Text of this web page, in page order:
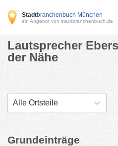
Stadtbranchenbuch München
ein Angebot von stadtbranchenbuch.de
Lautsprecher
der Nähe
Alle Ortsteile
Grundeinträge